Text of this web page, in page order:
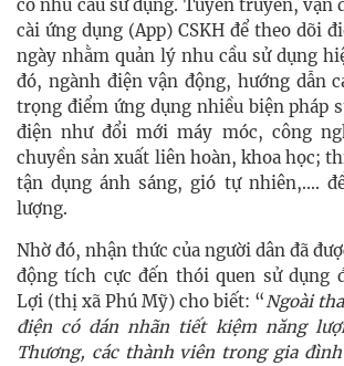
có nhu cầu sử dụng. Tuyên truyền, vận
cài ứng dụng (App) CSKH để theo dõi
ngày nhằm quản lý nhu cầu sử dụng
đó, ngành điện vận động, hướng dẫn
trọng điểm ứng dụng nhiều biện pháp
điện như đổi mới máy móc, công
chuyền sản xuất liên hoàn, khoa học;
tận dụng ánh sáng, gió tự nhiên,....
lượng.
Nhờ đó, nhận thức của người dân đã
động tích cực đến thói quen sử dụng
Lợi (thị xã Phú Mỹ) cho biết: “Ngoài
điện có dán nhãn tiết kiệm năng
Thương, các thành viên trong gia